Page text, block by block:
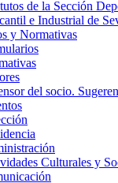
de la Sección
e Industrial de
y Normativas
del socio.
Culturales y